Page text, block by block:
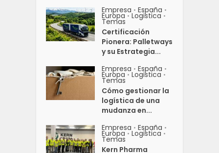
Empresa • España •
Europa • Logistica •
Temas
Certificación
Pionera: Palletways
y su Estrategia...
Empresa • España •
Europa • Logistica •
Temas
Cómo gestionar la
logística de una
mudanza en...
Empresa • España •
Europa • Logistica •
Temas
Kern Pharma